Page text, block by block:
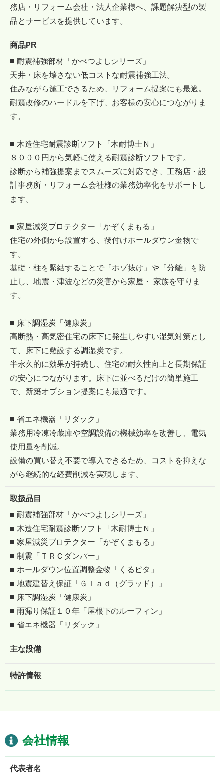
務店・リフォーム会社・法人企業様へ、課題解決型の製
品とサービスを提供しています。
商品PR
■ 耐震補強部材「かべつよしシリーズ」
天井・床を壊さない低コストな耐震補強工法。
住みながら施工できるため、リフォーム提案にも最適。
耐震改修のハードルを下げ、お客様の安心につながりま
す。
■ 木造住宅耐震診断ソフト「木耐博士Ｎ」
８０００円から気軽に使える耐震診断ソフトです。
診断から補強提案までスムーズに対応でき、工務店・設
計事務所・リフォーム会社様の業務効率化をサポートし
ます。
■ 家屋減災プロテクター「かぞくまもる」
住宅の外側から設置する、後付けホールダウン金物で
す。
基礎・柱を緊結することで「ホゾ抜け」や「分離」を防
止し、地震・津波などの災害から家屋・ 家族を守りま
す。
■ 床下調湿炭「健康炭」
高断熱・高気密住宅の床下に発生しやすい湿気対策とし
て、床下に敷設する調湿炭です。
半永久的に効果が持続し、住宅の耐久性向上と長期保証
の安心につながります。床下に並べるだけの簡単施工
で、新築オプション提案にも最適です。
■ 省エネ機器「リダック」
業務用冷凍冷蔵庫や空調設備の機械効率を改善し、電気
使用量を削減。
設備の買い替え不要で導入できるため、コストを抑えな
がら継続的な経費削減を実現します。
取扱品目
■ 耐震補強部材「かべつよしシリーズ」
■ 木造住宅耐震診断ソフト「木耐博士Ｎ」
■ 家屋減災プロテクター「かぞくまもる」
■ 制震「ＴＲＣダンパー」
■ ホールダウン位置調整金物「くるピタ」
■ 地震建替え保証「Ｇｌａｄ（グラッド）」
■ 床下調湿炭「健康炭」
■ 雨漏り保証１０年「屋根下のルーフィン」
■ 省エネ機器「リダック」
主な設備
特許情報
会社情報
代表者名